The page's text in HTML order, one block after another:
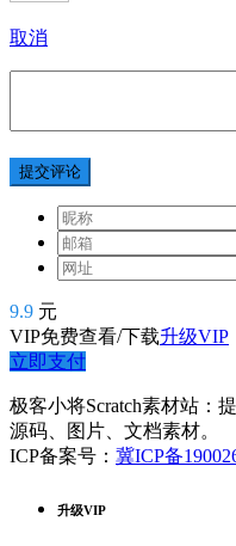
取消
提交评论
9.9 元
VIP免费查看/下载升级VIP
立即支付
极客小将Scratch素材站：
源码、图片、文档素材。
ICP备案号： 冀ICP备
升级VIP